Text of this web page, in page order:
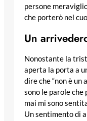
persone
che porterò nel
Un
Nonostante la
aperta la porta a
dire che “non è un
sono le parole che
mai mi sono
Un sentimento di